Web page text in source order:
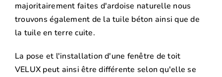
majoritairement faites d'ardoise naturelle nous
trouvons également de la tuile béton ainsi que de
la tuile en terre cuite.
La pose et l'installation d'une fenêtre de toit
VELUX peut ainsi être différente selon qu'elle se